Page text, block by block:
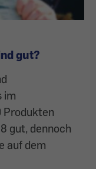
gut?
im
Produkten
gut, dennoch
auf dem